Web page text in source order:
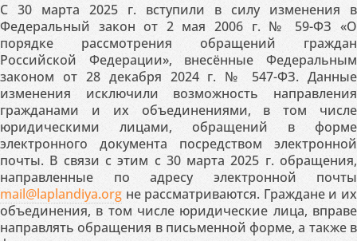
С 30 марта 2025 г. вступили в силу изменения в
Федеральный закон от 2 мая 2006 г. № 59-ФЗ «О
порядке рассмотрения обращений граждан
Российской Федерации», внесённые Федеральным
законом от 28 декабря 2024 г. № 547-ФЗ. Данные
изменения исключили возможность направления
гражданами и их объединениями, в том числе
юридическими лицами, обращений в форме
электронного документа посредством электронной
почты. В связи с этим с 30 марта 2025 г. обращения,
направленные по адресу электронной почты
mail@laplandiya.org не рассматриваются. Граждане и их
объединения, в том числе юридические лица, вправе
направлять обращения в письменной форме, а также в